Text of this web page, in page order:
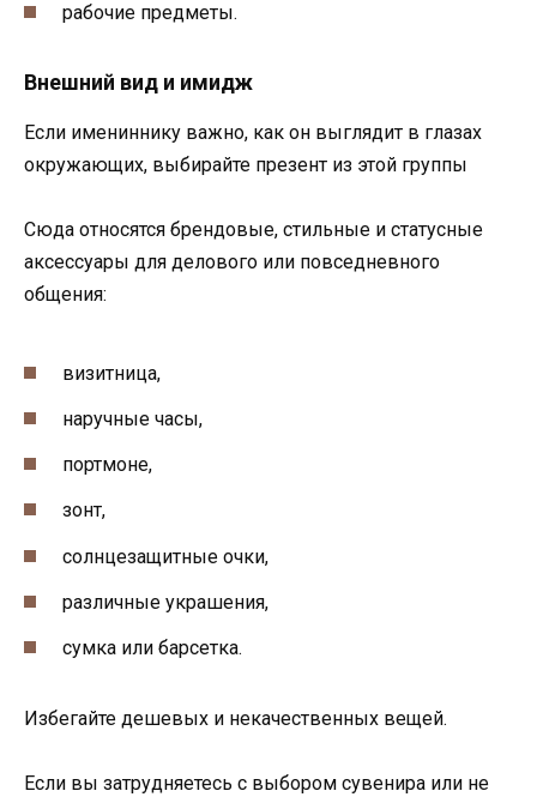
рабочие предметы.
Внешний вид и имидж
Если имениннику важно, как он выглядит в глазах
окружающих, выбирайте презент из этой группы
Сюда относятся брендовые, стильные и статусные
аксессуары для делового или повседневного
общения:
визитница,
наручные часы,
портмоне,
зонт,
солнцезащитные очки,
различные украшения,
сумка или барсетка.
Избегайте дешевых и некачественных вещей.
Если вы затрудняетесь с выбором сувенира или не